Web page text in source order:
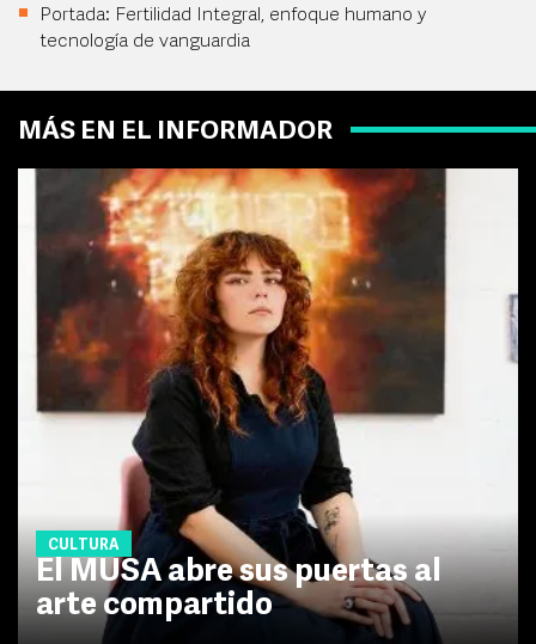
Portada: Fertilidad Integral, enfoque humano y
tecnología de vanguardia
MÁS EN EL INFORMADOR
CULTURA
El MUSA abre sus puertas al
arte compartido